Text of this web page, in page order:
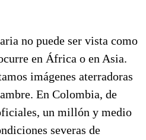
no puede ser vista como
en África o en Asia.
imágenes aterradoras
En Colombia, de
un millón y medio
severas de